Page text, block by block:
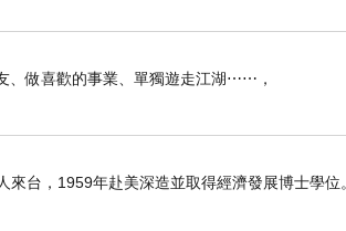
、做喜歡的事業、單獨遊走江湖⋯⋯，
台，1959年赴美深造並取得經濟發展博士學位